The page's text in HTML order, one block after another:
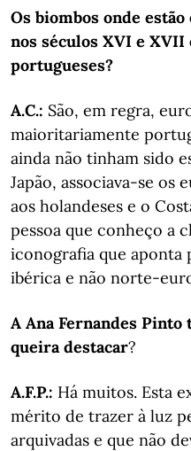
Os biombos onde
nos séculos XVI e XVII
portugueses?
A.C.: São, em regra,
maioritariamente
ainda não tinham sido
Japão, associava-se os
aos holandeses e o
pessoa que conheço a
iconografia que aponta
ibérica e não norte-
A Ana Fernandes
queira destacar?
A.F.P.: Há muitos. Esta
mérito de trazer à luz
arquivadas e que não